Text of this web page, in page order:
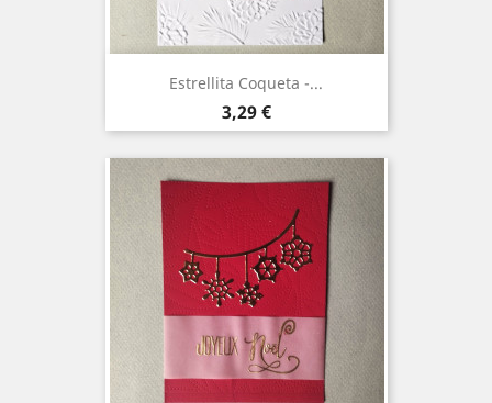
Estrellita Coqueta -...
Precio
3,29 €